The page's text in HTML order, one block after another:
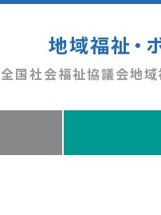
地域福祉・
全国社会福祉協議会地